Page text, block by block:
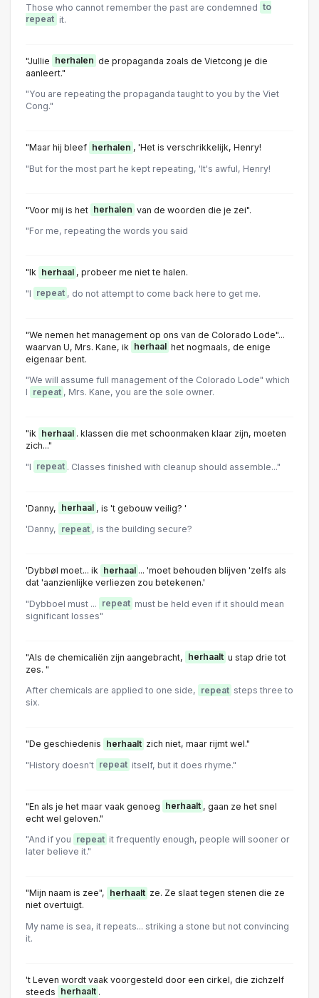
Those who cannot remember the past are condemned to
repeat it.
"Jullie herhalen de propaganda zoals de Vietcong je die
aanleert."
"You are repeating the propaganda taught to you by the Viet
Cong."
"Maar hij bleef herhalen , 'Het is verschrikkelijk, Henry!
"But for the most part he kept repeating, 'It's awful, Henry!
"Voor mij is het herhalen van de woorden die je zei".
"For me, repeating the words you said
"Ik herhaal , probeer me niet te halen.
"I repeat , do not attempt to come back here to get me.
"We nemen het management op ons van de Colorado Lode"...
waarvan U, Mrs. Kane, ik
herhaal het nogmaals, de enige
eigenaar bent.
"We will assume full management of the Colorado Lode" which
I repeat , Mrs. Kane, you are the sole owner.
"ik herhaal . klassen die met schoonmaken klaar zijn, moeten
zich..."
"I repeat . Classes finished with cleanup should assemble..."
'Danny, herhaal , is 't gebouw veilig? '
'Danny, repeat , is the building secure?
'Dybbøl moet... ik herhaal ... 'moet behouden blijven 'zelfs als
dat 'aanzienlijke verliezen zou betekenen.'
"Dybboel must ... repeat must be held even if it should mean
significant losses"
"Als de chemicaliën zijn aangebracht, herhaalt u stap drie tot
zes. "
After chemicals are applied to one side, repeat steps three to
six.
"De geschiedenis herhaalt zich niet, maar rijmt wel."
"History doesn't repeat itself, but it does rhyme."
"En als je het maar vaak genoeg herhaalt , gaan ze het snel
echt wel geloven."
"And if you repeat it frequently enough, people will sooner or
later believe it."
"Mijn naam is zee", herhaalt ze. Ze slaat tegen stenen die ze
niet overtuigt.
My name is sea, it repeats... striking a stone but not convincing
it.
't Leven wordt vaak voorgesteld door een cirkel, die zichzelf
steeds
herhaalt .